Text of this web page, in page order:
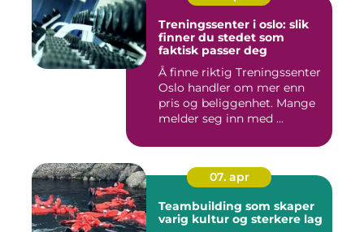
Treningssenter i oslo: slik
finner du stedet som
faktisk passer deg
Å finne riktig Treningssenter
Oslo handler om mer enn
pris og beliggenhet. Mange
melder seg inn med ...
07. apr
Teambuilding som skaper
varig kultur og sterkere lag